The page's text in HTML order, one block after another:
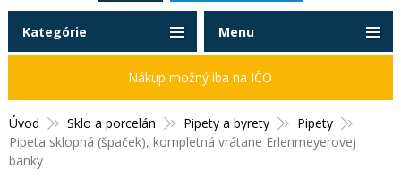
Úvod Sklo a porcelán Pipety a byrety
Pipety
Pipeta sklopná (špaček), kompletná vrátane Erlenmeyerovej
banky
Kategórie
Nákup možný iba na IČO
Menu